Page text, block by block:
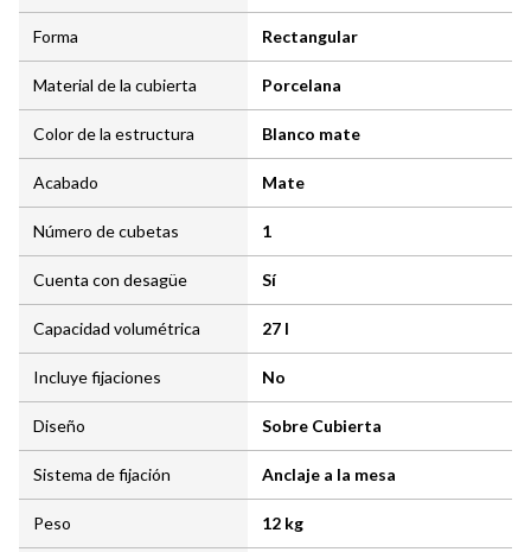
Forma Rectangular
Material de la cubierta Porcelana
Color de la estructura Blanco mate
Acabado Mate
Número de cubetas 1
Cuenta con desagüe Sí
Capacidad volumétrica 27 l
Incluye fijaciones No
Diseño Sobre Cubierta
Sistema de fijación Anclaje a la mesa
Peso 12 kg